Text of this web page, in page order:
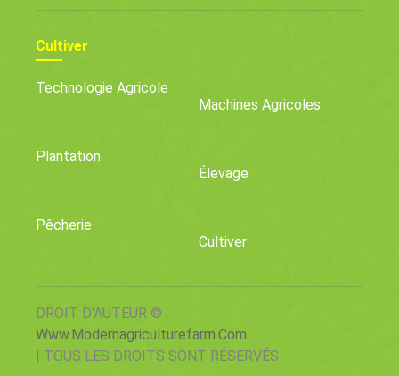
Cultiver
Technologie Agricole
Machines Agricoles
Plantation
Élevage
Pêcherie
Cultiver
DROIT D'AUTEUR ©
Www.modernagriculturefarm.com
| TOUS LES DROITS SONT RÉSERVÉS